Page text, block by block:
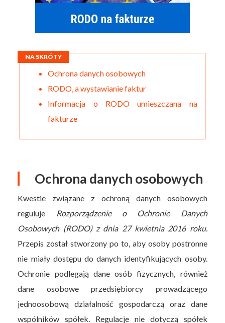
NA SKRÓTY
Ochrona danych osobowych
RODO, a wystawianie faktur
Informacja o RODO umieszczana na
fakturze
Ochrona danych osobowych
Kwestie związane z ochroną danych osobowych
reguluje
Rozporządzenie o Ochronie Danych
Osobowych (RODO) z dnia 27 kwietnia 2016 roku.
Przepis został stworzony po to, aby osoby postronne
nie miały dostępu do danych identyfikujących osoby.
Ochronie podlegają dane osób fizycznych, również
dane osobowe przedsiębiorcy prowadzącego
jednoosobową działalność gospodarczą oraz dane
wspólników spółek. Regulacje nie dotyczą spółek